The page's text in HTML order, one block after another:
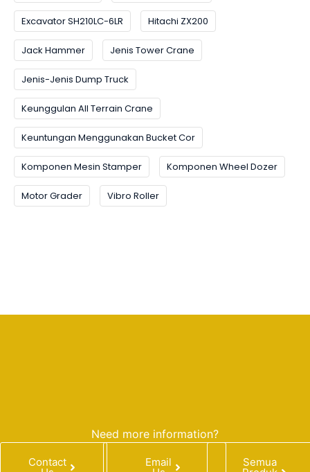
Excavator SH210LC-6LR Hitachi ZX200
Jack Hammer Jenis Tower Crane
Jenis-Jenis Dump Truck
Keunggulan All Terrain Crane
Keuntungan Menggunakan Bucket Cor
Komponen Mesin Stamper Komponen Wheel Dozer
Motor Grader Vibro Roller
Need more information?
Contact Email Semua